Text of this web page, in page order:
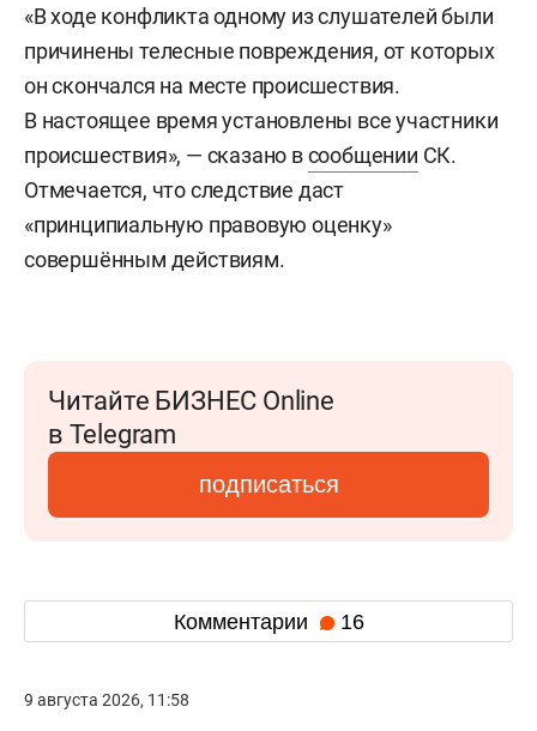
«В ходе конфликта одному из слушателей были
причинены телесные повреждения, от которых
он скончался на месте происшествия.
В настоящее время установлены все участники
происшествия», — сказано всообщении СК.
Отмечается, что следствие даст
«принципиальную правовую оценку»
совершённым действиям.
Читайте БИЗНЕС Online
в Telegram
подписаться
Комментарии 16
9 августа 2026, 11:58